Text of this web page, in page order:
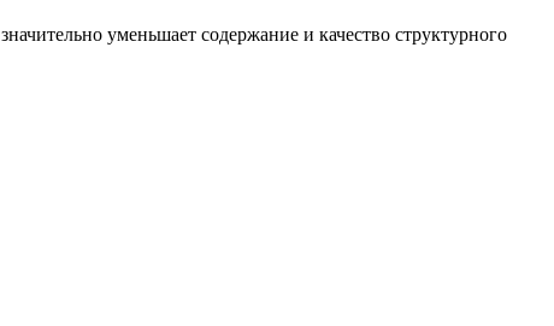
уменьшает содержание и качество структурного